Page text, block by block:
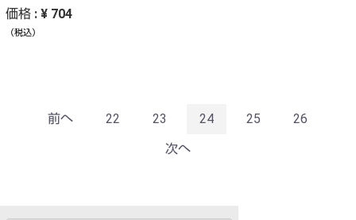
価格 : ¥ 704
（税込）
前へ 22 23 24 25
26
次へ